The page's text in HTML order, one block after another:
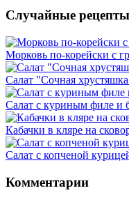
Случайные рецепты
Морковь по-корейски с
Салат "Сочная
Салат с куриным филе и
Кабачки в кляре на
Салат с копченой
Комментарии